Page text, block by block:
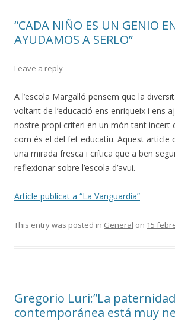
“CADA NIÑO ES UN GENIO
AYUDAMOS A SERLO”
Leave a reply
A l’escola Margalló pensem que la
voltant de l’educació ens enriqueix i ens
nostre propi criteri en un món tant incert
com és el del fet educatiu. Aquest article
una mirada fresca i crítica que a ben
reflexionar sobre l’escola d’avui.
Article publicat a “La Vanguardia”
This entry was posted in General on 15
Gregorio Luri:”La paternidad
contemporánea está muy